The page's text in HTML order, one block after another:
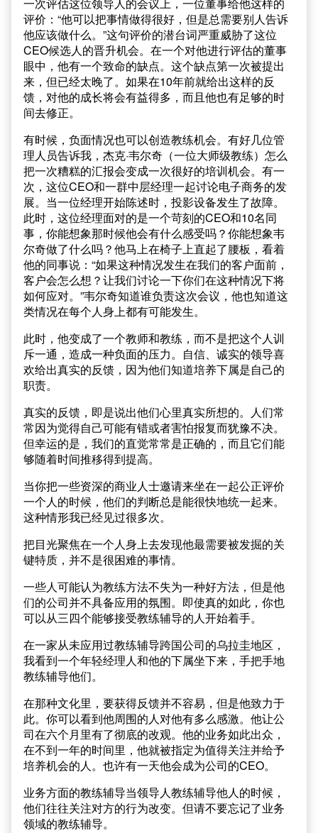
一次评估这位领导人的会议上，一位董事给他这样的
评价：“他可以把事情做得很好，但是总需要别人告诉
他应该做什么。”这句评价的潜台词严重威胁了这位
CEO候选人的晋升机会。在一个对他进行评估的董事
眼中，他有一个致命的缺点。这个缺点第一次被提出
来，但已经太晚了。如果在10年前就给出这样的反
馈，对他的成长将会有益得多，而且他也有足够的时
间去修正。
有时候，负面情况也可以创造教练机会。有好几位管
理人员告诉我，杰克·韦尔奇（一位大师级教练）怎么
把一次糟糕的汇报会变成一次很好的培训机会。有一
次，这位CEO和一群中层经理一起讨论电子商务的发
展。当一位经理开始陈述时，投影设备发生了故障。
此时，这位经理面对的是一个苛刻的CEO和10名同
事，你能想象那时候他会有什么感受吗？你能想象韦
尔奇做了什么吗？他马上在椅子上直起了腰板，看着
他的同事说：“如果这种情况发生在我们的客户面前，
客户会怎么想？让我们讨论一下你们在这种情况下将
如何应对。”韦尔奇知道谁负责这次会议，他也知道这
类情况在每个人身上都有可能发生。
此时，他变成了一个教师和教练，而不是把这个人训
斥一通，造成一种负面的压力。自信、诚实的领导喜
欢给出真实的反馈，因为他们知道培养下属是自己的
职责。
真实的反馈，即是说出他们心里真实所想的。人们常
常因为觉得自己可能有错或者害怕报复而犹豫不决。
但幸运的是，我们的直觉常常是正确的，而且它们能
够随着时间推移得到提高。
当你把一些资深的商业人士邀请来坐在一起公正评价
一个人的时候，他们的判断总是能很快地统一起来。
这种情形我已经见过很多次。
把目光聚焦在一个人身上去发现他最需要被发掘的关
键特质，并不是很困难的事情。
一些人可能认为教练方法不失为一种好方法，但是他
们的公司并不具备应用的氛围。即使真的如此，你也
可以从三四个能够接受教练辅导的人开始着手。
在一家从未应用过教练辅导跨国公司的乌拉圭地区，
我看到一个年轻经理人和他的下属坐下来，手把手地
教练辅导他们。
在那种文化里，要获得反馈并不容易，但是他致力于
此。你可以看到他周围的人对他有多么感激。他让公
司在六个月里有了彻底的改观。他的业务如此出众，
在不到一年的时间里，他就被指定为值得关注并给予
培养机会的人。也许有一天他会成为公司的CEO。
业务方面的教练辅导当领导人教练辅导他人的时候，
他们往往关注对方的行为改变。但请不要忘记了业务
领域的教练辅导。